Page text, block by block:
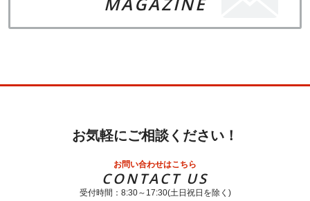
お気軽にご相談ください！
お問い合わせはこちら
CONTACT US
受付時間：8:30～17:30(土日祝日を除く)